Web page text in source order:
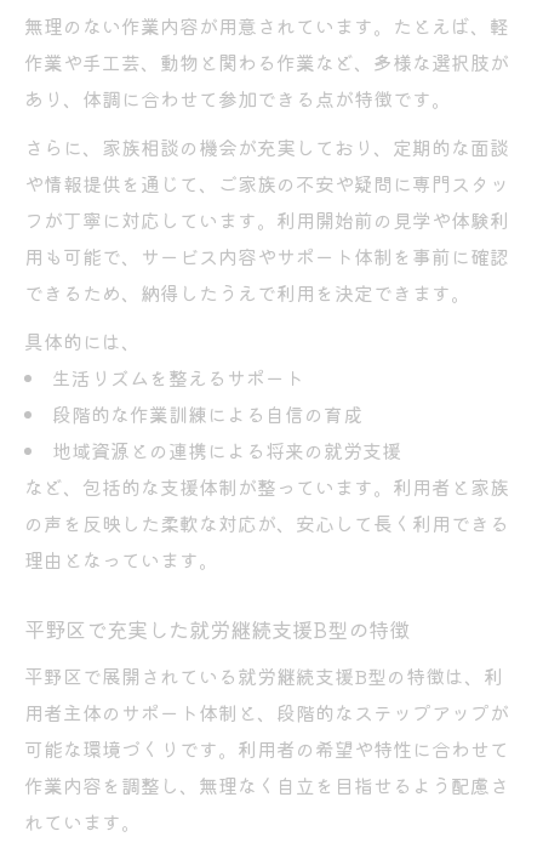
無理のない作業内容が用意されています。たとえば、軽
作業や手工芸、動物と関わる作業など、多様な選択肢が
あり、体調に合わせて参加できる点が特徴です。
さらに、家族相談の機会が充実しており、定期的な面談
や情報提供を通じて、ご家族の不安や疑問に専門スタッ
フが丁寧に対応しています。利用開始前の見学や体験利
用も可能で、サービス内容やサポート体制を事前に確認
できるため、納得したうえで利用を決定できます。
具体的には、
生活リズムを整えるサポート
段階的な作業訓練による自信の育成
地域資源との連携による将来の就労支援
など、包括的な支援体制が整っています。利用者と家族
の声を反映した柔軟な対応が、安心して長く利用できる
理由となっています。
平野区で充実した就労継続支援B型の特徴
平野区で展開されている就労継続支援B型の特徴は、利
用者主体のサポート体制と、段階的なステップアップが
可能な環境づくりです。利用者の希望や特性に合わせて
作業内容を調整し、無理なく自立を目指せるよう配慮さ
れています。